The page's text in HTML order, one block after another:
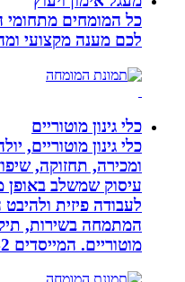
כל המומחים מתחומי
לכם מענה מקצועי ומהימן
כלי גינון מוטוריים
כלי גינון מוטוריים, יולה
ומכירה, תחזוקה, שיפוץ
עיסוק שמשלב באופן
לעבודה פיזית ולהיבט
המתמחה בשירות, תיקון
מוטוריים. המייסדים 42, כפר דניאל